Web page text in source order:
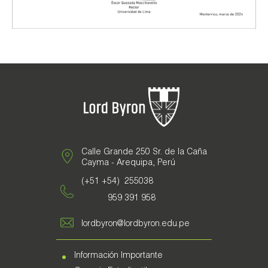
Documentarios
Calle Grande 250 Sr. de la Caña
Cayma - Arequipa, Perú
(+51 +54) 255038
959 391 958
lordbyron@lordbyron.edu.pe
Información Importante